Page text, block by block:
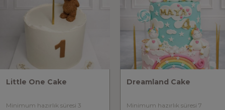
Little One Cake
Minimum hazırlık süresi 3
Dreamland Cake
Minimum hazırlık süresi 7